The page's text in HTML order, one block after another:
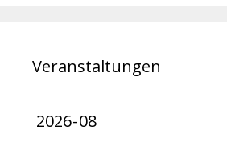
Veranstaltungen